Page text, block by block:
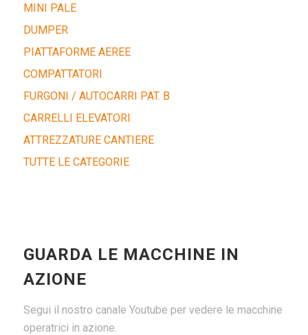
MINI PALE
DUMPER
PIATTAFORME AEREE
COMPATTATORI
FURGONI / AUTOCARRI PAT. B
CARRELLI ELEVATORI
ATTREZZATURE CANTIERE
TUTTE LE CATEGORIE
GUARDA LE MACCHINE IN
AZIONE
Segui il nostro canale Youtube per vedere le macchine
operatrici in azione.